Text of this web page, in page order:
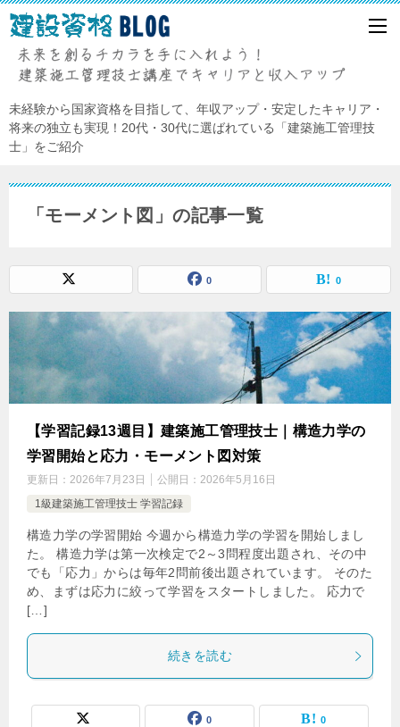
未経験から国家資格を目指して、年収アップ・安定したキャリア・
将来の独立も実現！20代・30代に選ばれている「建築施工管理技
士」をご紹介
「モーメント図」の記事一覧
0 0
【学習記録13週目】建築施工管理技士｜構造力学の
学習開始と応力・モーメント図対策
更新日： 2026年7月23日 公開日： 2026年5月16日
1級建築施工管理技士 学習記録
構造力学の学習開始 今週から構造力学の学習を開始しまし
た。 構造力学は第一次検定で2～3問程度出題され、その中
でも「応力」からは毎年2問前後出題されています。 そのた
め、まずは応力に絞って学習をスタートしました。 応力で
[…]
続きを読む
0 0